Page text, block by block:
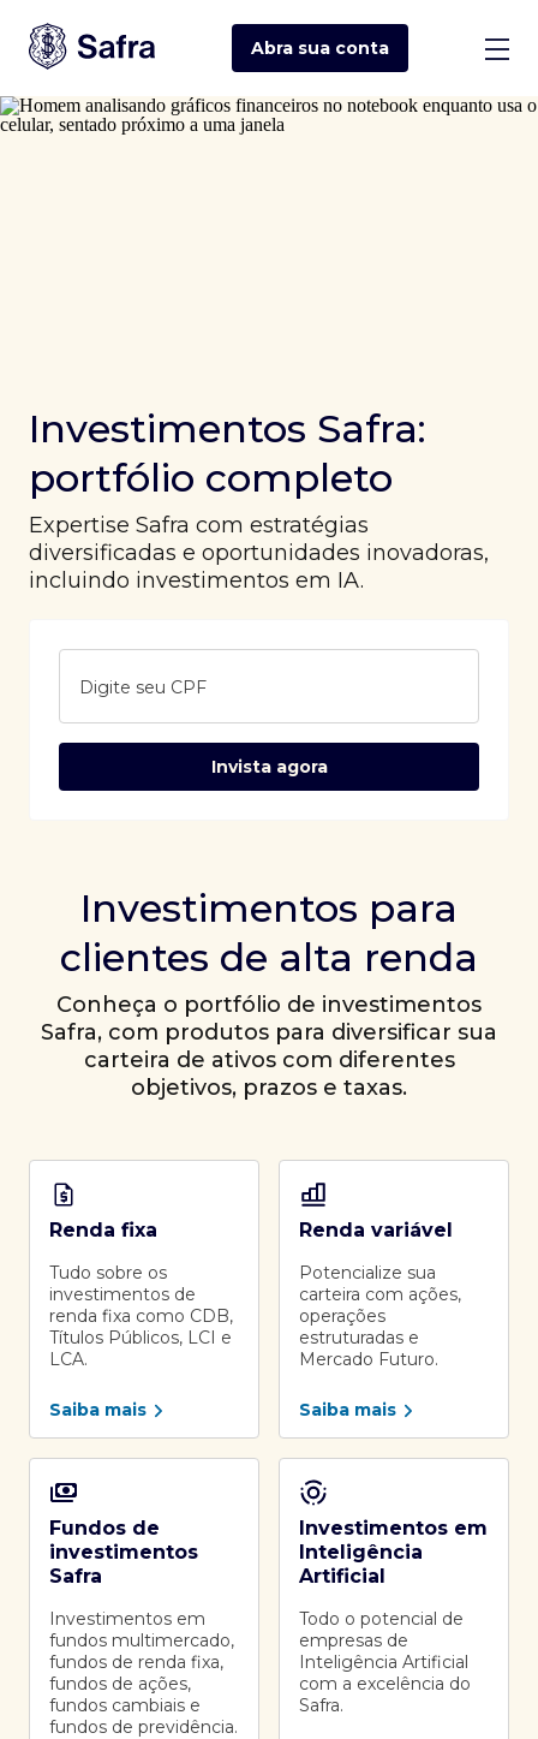
Abra sua conta
Investimentos Safra:
portfólio completo
Expertise Safra com estratégias
diversificadas e oportunidades inovadoras,
incluindo investimentos em IA.
Digite seu CPF
Invista agora
Investimentos para
clientes de alta renda
Conheça o portfólio de investimentos
Safra, com produtos para diversificar sua
carteira de ativos com diferentes
objetivos, prazos e taxas.
Renda fixa
Tudo sobre os
investimentos de
renda fixa como CDB,
Títulos Públicos, LCI e
LCA.
Saiba mais
Renda variável
Potencialize sua
carteira com ações,
operações
estruturadas e
Mercado Futuro.
Saiba mais
Fundos de
investimentos
Safra
Investimentos em
fundos multimercado,
fundos de renda fixa,
fundos de ações,
fundos cambiais e
fundos de previdência.
Investimentos em
Inteligência
Artificial
Todo o potencial de
empresas de
Inteligência Artificial
com a excelência do
Safra.